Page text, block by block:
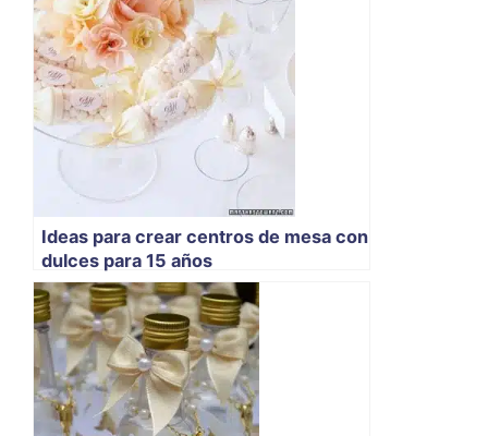
Ideas para crear centros de mesa con
dulces para 15 años